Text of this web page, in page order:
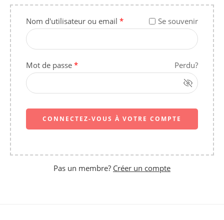
Nom d'utilisateur ou email * Se souvenir
Mot de passe * Perdu?
CONNECTEZ-VOUS À VOTRE COMPTE
Pas un membre? Créer un compte